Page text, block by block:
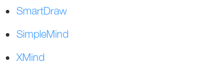
SmartDraw
SimpleMind
XMind